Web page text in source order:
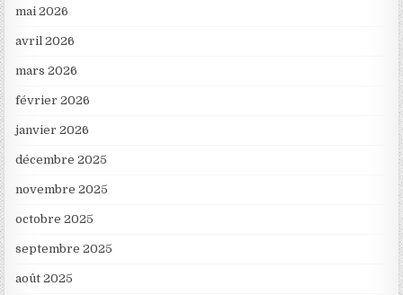
mai 2026
avril 2026
mars 2026
février 2026
janvier 2026
décembre 2025
novembre 2025
octobre 2025
septembre 2025
août 2025